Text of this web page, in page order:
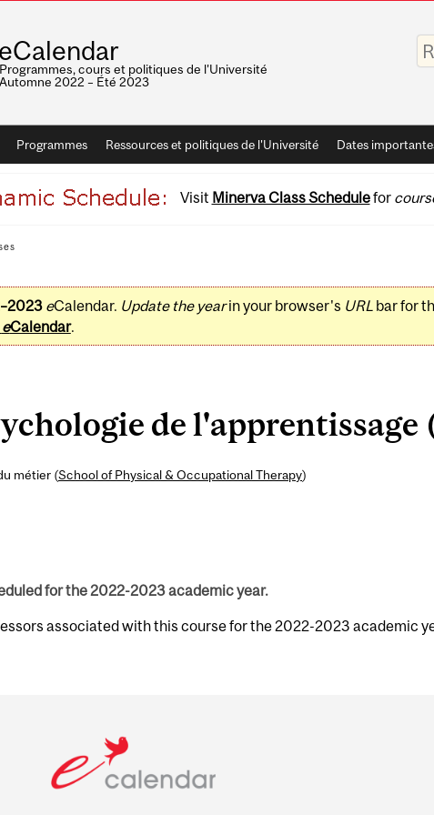
eCalendar
Programmes, cours et politiques de l'Université
Automne 2022 – Été 2023
vos
Programmes Ressources et politiques de l'Université Dates
Visit Minerva Class Schedulefor
eCalendar. Update the yearin your browser's URLbar for
eCalendar.
de l'apprentissage
métier (School of Physical & Occupational Therapy)
for the 2022-2023 academic year.
associated with this course for the 2022-2023 academic